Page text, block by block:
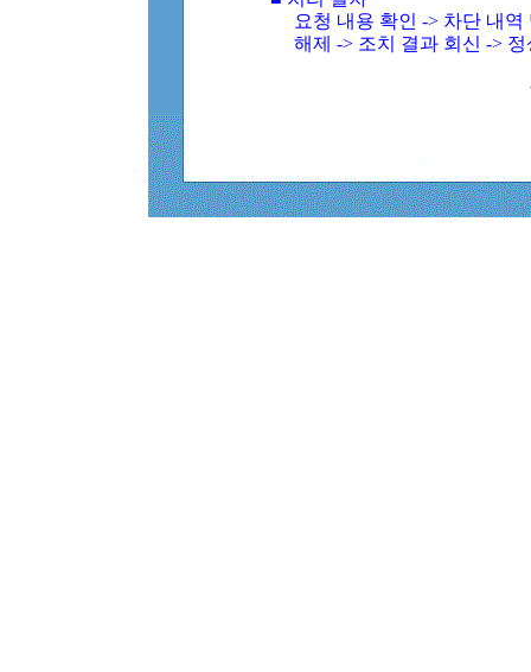
요청 내용 확인 -> 차단 내
해제 -> 조치 결과 회신 ->